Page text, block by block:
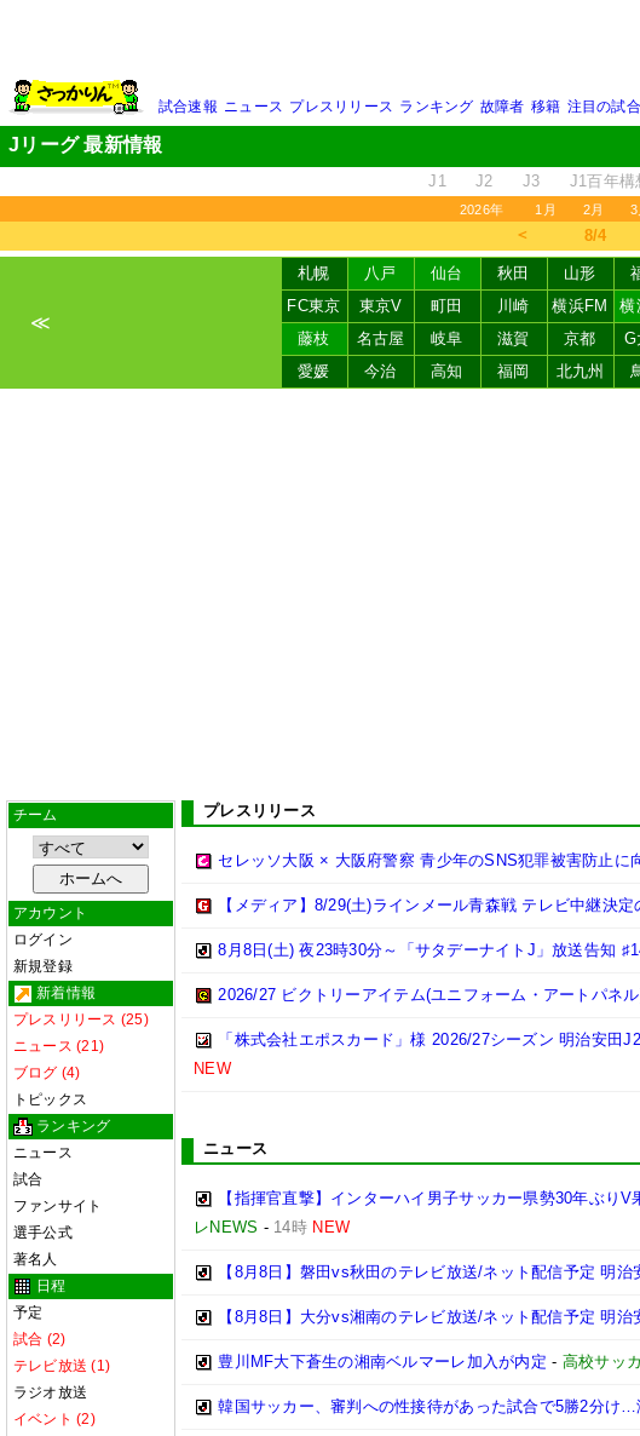
試合速報 ニュース プレスリリース ランキング 故障者 移籍 注目の試合
Jリーグ 最新情報
J1 J2 J3 J1百年構
2026年 1月 2月 3
＜ 8/4
≪
札幌 八戸 仙台 秋田 山形
FC東京
東京V 町田 川崎 横浜FM 横
藤枝
名古屋 岐阜 滋賀 京都 G
愛媛
今治 高知 福岡 北九州
チーム
アカウント
ログイン
新規登録
新着情報
プレスリリース (25)
ニュース (21)
ブログ (4)
トピックス
ランキング
ニュース
試合
ファンサイト
選手公式
著名人
日程
予定
試合 (2)
テレビ放送 (1)
ラジオ放送
イベント (2)
プレスリリース
セレッソ大阪 × 大阪府警察 青少年のSNS犯罪被害防止に
【メディア】8/29(土)ラインメール青森戦 テレビ中継決定
8月8日(土) 夜23時30分～「サタデーナイトJ」放送告知
2026/27 ビクトリーアイテム(ユニフォーム・アートパネ
「株式会社エポスカード」様 2026/27シーズン 明治安田
NEW
ニュース
【指揮官直撃】インターハイ男子サッカー県勢30年ぶり
レNEWS - 14時 NEW
【8月8日】磐田vs秋田のテレビ放送/ネット配信予定 明治
【8月8日】大分vs湘南のテレビ放送/ネット配信予定 明治
豊川MF大下蒼生の湘南ベルマーレ加入が内定 - 高校サッ
韓国サッカー、審判への性接待があった試合で5勝2分け…